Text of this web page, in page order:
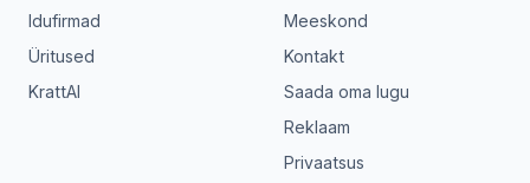
Idufirmad
Üritused
KrattAI
Meeskond
Kontakt
Saada oma lugu
Reklaam
Privaatsus